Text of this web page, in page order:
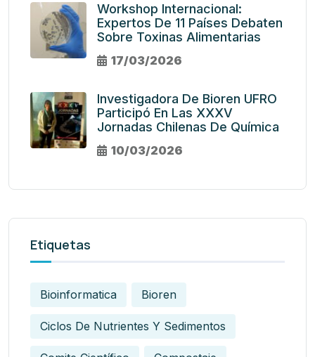
Workshop Internacional:
Expertos De 11 Países Debaten
Sobre Toxinas Alimentarias
17/03/2026
Investigadora De Bioren UFRO
Participó En Las XXXV
Jornadas Chilenas De Química
10/03/2026
Etiquetas
Bioinformatica Bioren
Ciclos De Nutrientes Y Sedimentos